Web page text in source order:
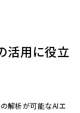
活用に役立
解析が可能なAIエ